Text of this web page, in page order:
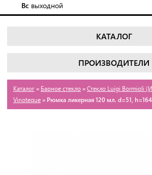
Вс выходной
КАТАЛОГ
ПРОИЗВОДИТЕЛИ
Каталог » Барное стекло » Стекло Luigi Bormioli
Vinoteque » Рюмка ликерная 120 мл. d=51,